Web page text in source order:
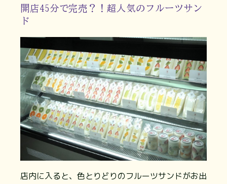
開店45分で完売？！超人気のフルーツサン
ド
店内に入ると、色とりどりのフルーツサンドがお出